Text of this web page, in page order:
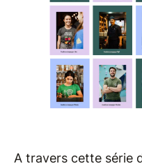
A travers cette série